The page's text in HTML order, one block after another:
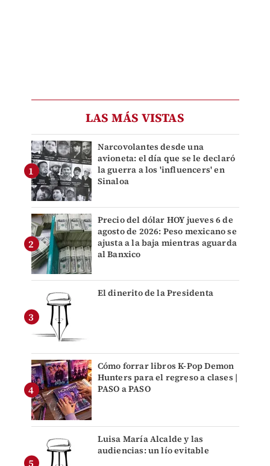
LAS MÁS VISTAS
Narcovolantes desde una
avioneta: el día que se le declaró
la guerra a los 'influencers' en
Sinaloa
Precio del dólar HOY jueves 6 de
agosto de 2026: Peso mexicano se
ajusta a la baja mientras aguarda
al Banxico
El dinerito de la Presidenta
Cómo forrar libros K-Pop Demon
Hunters para el regreso a clases |
PASO a PASO
Luisa María Alcalde y las
audiencias: un lío evitable